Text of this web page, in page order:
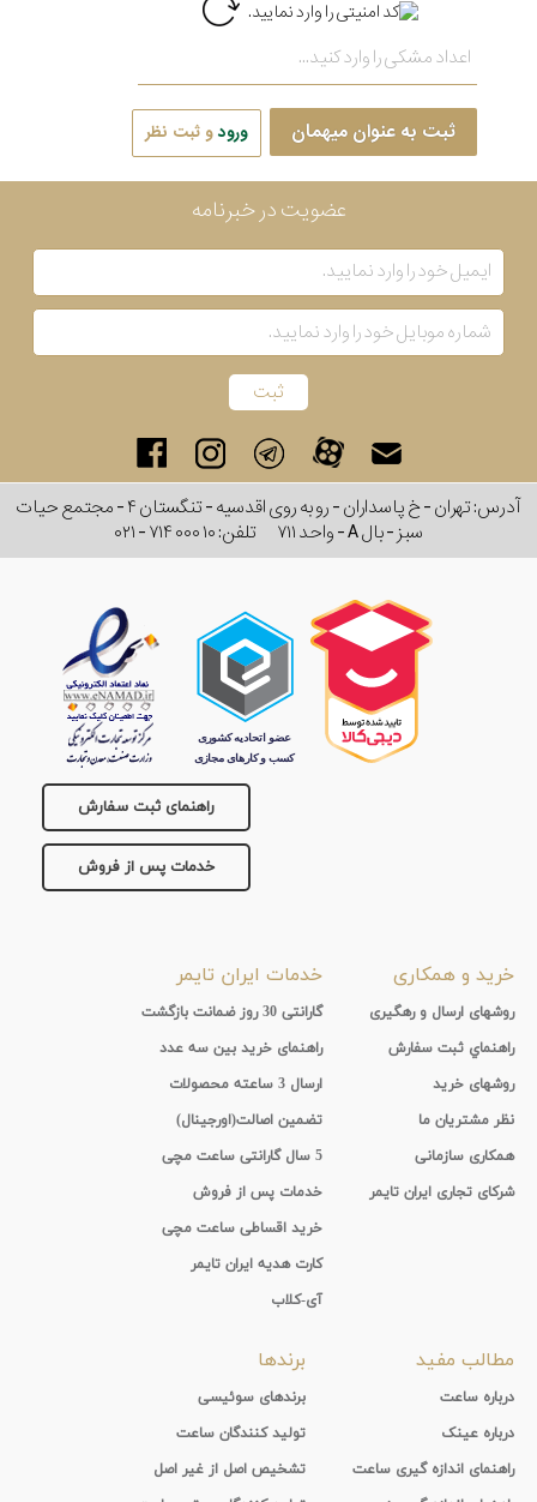
ثبت به عنوان میهمان ورودو ثبت نظر
عضویت در خبرنامه
آدرس: تهران - خ پاسداران - رو به روی اقدسیه - تنگستان ۴ - مجتمع حیات
سبز - بال A - واحد ۷۱۱
تلفن:۰۲۱ - ۷۱۴ ۰۰۰ ۱۰
راهنمای ثبت سفارش
خدمات پس از فروش
خرید و همکاری
روشهای ارسال و رهگیری
راهنماي ثبت سفارش
روشهای خرید
نظر مشتریان ما
همکاری سازمانی
شرکای تجاری ایران تایمر
خدمات ایران تایمر
گارانتی 30 روز ضمانت بازگشت
راهنمای خرید بین سه عدد
ارسال 3 ساعته محصولات
تضمین اصالت(اورجینال)
5 سال گارانتی ساعت مچی
خدمات پس از فروش
خرید اقساطی ساعت مچی
کارت هدیه ایران تایمر
آی-کلاب
مطالب مفید
درباره ساعت
درباره عینک
راهنمای اندازه گیری ساعت
برندها
برندهای سوئیسی
تولید کنندگان ساعت
تشخیص اصل از غیر اصل